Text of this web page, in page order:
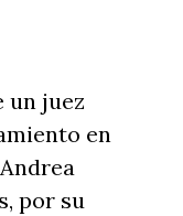
un juez
en
por su